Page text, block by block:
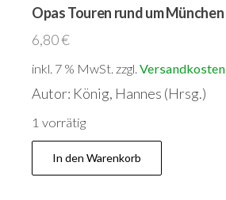
Opas Touren rund um München
6,80€
inkl. 7 % MwSt. zzgl. Versandkosten
Autor: König, Hannes (Hrsg.)
1 vorrätig
Opas
Touren
In den Warenkorb